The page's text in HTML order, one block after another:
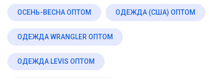
ОСЕНЬ-ВЕСНА ОПТОМ ОДЕЖДА (США) ОПТОМ
ОДЕЖДА WRANGLER ОПТОМ
ОДЕЖДА LEVIS ОПТОМ